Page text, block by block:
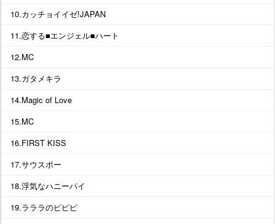
10.カッチョイイゼ!JAPAN
11.恋する■エンジェル■ハート
12.MC
13.ガタメキラ
14.Magic of Love
15.MC
16.FIRST KISS
17.サウスポー
18.浮気なハニーパイ
19.ラララのピピピ